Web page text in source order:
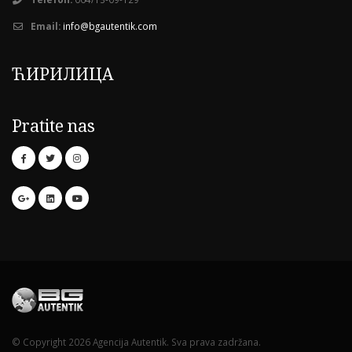
Email: info@bgautentik.com
ЋИРИЛИЦА
Pratite nas
© Copyright 2026 Agencija Autentik. Sva prava zadržana.